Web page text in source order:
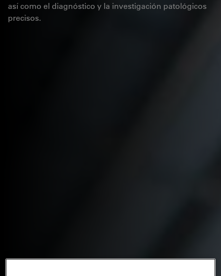
así como el diagnóstico y la investigación patológicos
precisos.